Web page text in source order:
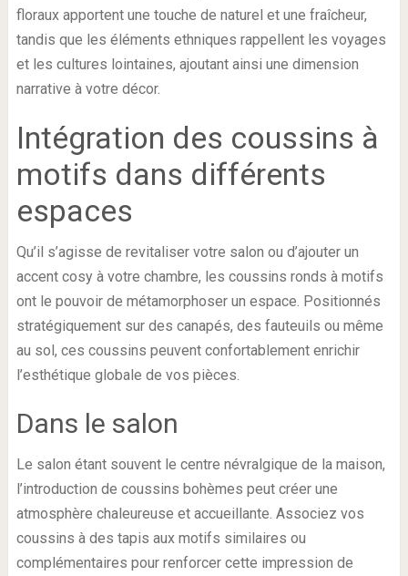
floraux apportent une touche de naturel et une fraîcheur,
tandis que les éléments ethniques rappellent les voyages
et les cultures lointaines, ajoutant ainsi une dimension
narrative à votre décor.
Intégration des coussins à
motifs dans différents
espaces
Qu’il s’agisse de revitaliser votre salon ou d’ajouter un
accent cosy à votre chambre, les coussins ronds à motifs
ont le pouvoir de métamorphoser un espace. Positionnés
stratégiquement sur des canapés, des fauteuils ou même
au sol, ces coussins peuvent confortablement enrichir
l’esthétique globale de vos pièces.
Dans le salon
Le salon étant souvent le centre névralgique de la maison,
l’introduction de coussins bohèmes peut créer une
atmosphère chaleureuse et accueillante. Associez vos
coussins à des tapis aux motifs similaires ou
complémentaires pour renforcer cette impression de